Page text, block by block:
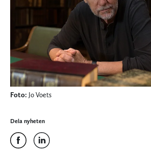
Foto: Jo Voets
Dela nyheten